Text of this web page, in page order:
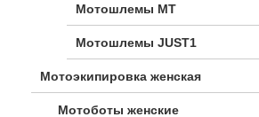
Мотошлемы MT
Мотошлемы JUST1
Мотоэкипировка женская
Мотоботы женские